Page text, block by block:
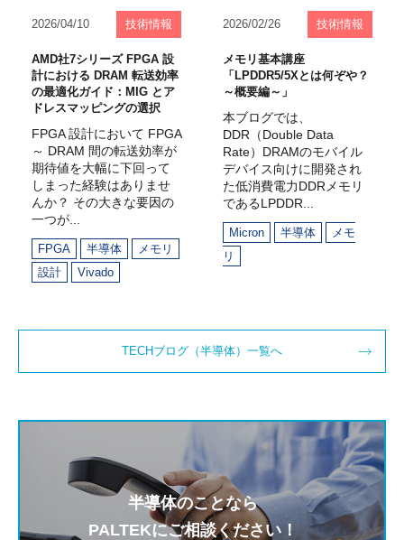
2026/04/10 技術情報
AMD社7シリーズ FPGA 設
計における DRAM 転送効率
の最適化ガイド：MIG とア
ドレスマッピングの選択
FPGA 設計において FPGA
～ DRAM 間の転送効率が
期待値を大幅に下回って
しまった経験はありませ
んか？ その大きな要因の
一つが...
FPGA 半導体
メモリ
設計
Vivado
2026/02/26 技術情報
メモリ基本講座
「LPDDR5/5Xとは何ぞや？
～概要編～」
本ブログでは、
DDR（Double Data
Rate）DRAMのモバイル
デバイス向けに開発され
た低消費電力DDRメモリ
であるLPDDR...
Micron 半導体
メモ
リ
TECHブログ（半導体）一覧へ
半導体のことなら
PALTEKにご相談ください！